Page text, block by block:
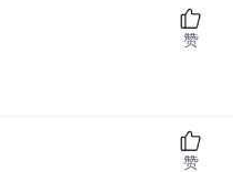
赞
赞